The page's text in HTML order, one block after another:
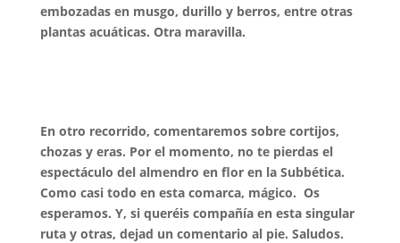
embozadas en musgo, durillo y berros, entre otras
plantas acuáticas. Otra maravilla.
En otro recorrido, comentaremos sobre cortijos,
chozas y eras. Por el momento, no te pierdas el
espectáculo del almendro en flor en la Subbética.
Como casi todo en esta comarca, mágico. Os
esperamos. Y, si queréis compañía en esta singular
ruta y otras, dejad un comentario al pie. Saludos.